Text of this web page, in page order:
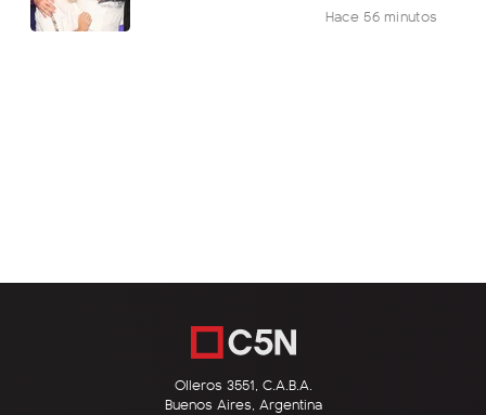
Hace 56 minutos
Olleros 3551, C.A.B.A.
Buenos Aires, Argentina